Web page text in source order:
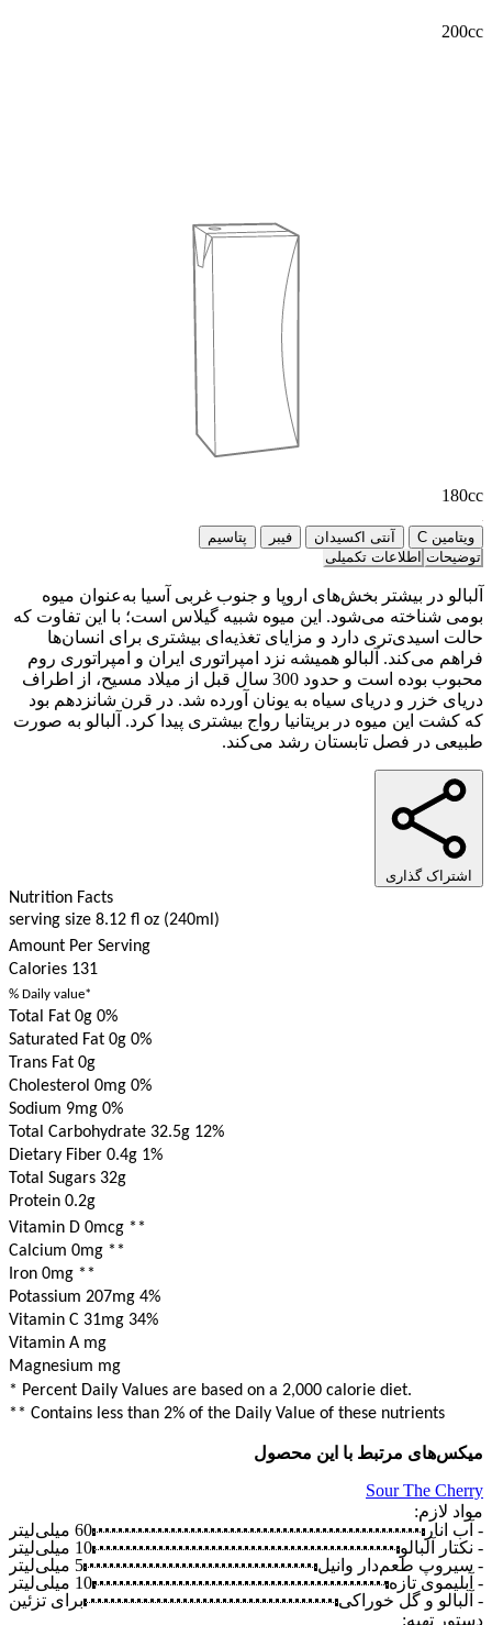
200cc
180cc
ویتامین C آنتی اکسیدان فیبر
پتاسیم
توضیحات
اطلاعات تکمیلی
آلبالو در بیشتر بخش‌های اروپا و جنوب غربی آسیا به‌عنوان میوه
بومی شناخته می‌شود. این میوه شبیه گیلاس است؛ با این تفاوت که
حالت اسیدی‌تری دارد و مزایای تغذیه‌ای بیشتری برای انسان‌ها
فراهم می‌کند. آلبالو همیشه نزد امپراتوری ایران و امپراتوری روم
محبوب بوده است و حدود 300 سال قبل از میلاد مسیح، از اطراف
دریای خزر و دریای سیاه به یونان آورده شد. در قرن شانزدهم بود
که کشت این میوه در بریتانیا رواج بیشتری پیدا کرد. آلبالو به صورت
طبیعی در فصل تابستان رشد می‌کند.
اشتراک گذاری
Nutrition Facts
serving size 8.12 fl oz (240ml)
Amount Per Serving
Calories 131
% Daily value*
Total Fat 0g 0%
Saturated Fat 0g 0%
Trans Fat 0g
Cholesterol 0mg 0%
Sodium 9mg 0%
Total Carbohydrate 32.5g 12%
Dietary Fiber 0.4g 1%
Total Sugars 32g
Protein 0.2g
Vitamin D 0mcg **
Calcium 0mg **
Iron 0mg **
Potassium 207mg 4%
Vitamin C 31mg 34%
Vitamin A mg
Magnesium mg
* Percent Daily Values are based on a 2,000 calorie diet.
** Contains less than 2% of the Daily Value of these nutrients
میکس‌های مرتبط با این محصول
Sour The Cherry
مواد لازم:
- آب انار
60 میلی‌لیتر
- نکتار آلبالو
10 میلی‌لیتر
- سیروپ طعم‌دار وانیل
5 میلی‌لیتر
- آبلیموی تازه
10 میلی‌لیتر
- آلبالو و گل خوراکی
برای تزئین
دستور تهیه:
-